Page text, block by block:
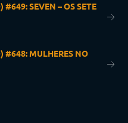
SEVEN – OS SETE
#648: MULHERES NO